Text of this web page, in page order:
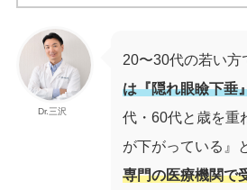
Dr.三沢
20〜30代の若い方
は『隠れ眼瞼下垂
代・60代と歳を重
が下がっている』
専門の医療機関で